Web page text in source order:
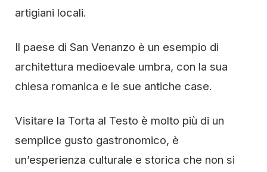
artigiani locali.
Il paese di San Venanzo è un esempio di
architettura medioevale umbra, con la sua
chiesa romanica e le sue antiche case.
Visitare la Torta al Testo è molto più di un
semplice gusto gastronomico, è
un’esperienza culturale e storica che non si